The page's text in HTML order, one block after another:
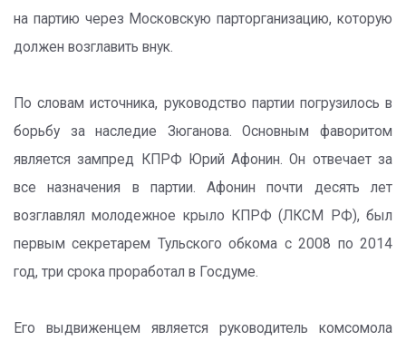
на партию через Московскую парторганизацию, которую
должен возглавить внук.
По словам источника, руководство партии погрузилось в
борьбу за наследие Зюганова. Основным фаворитом
является зампред КПРФ Юрий Афонин. Он отвечает за
все назначения в партии. Афонин почти десять лет
возглавлял молодежное крыло КПРФ (ЛКСМ РФ), был
первым секретарем Тульского обкома с 2008 по 2014
год, три срока проработал в Госдуме.
Его выдвиженцем является руководитель комсомола